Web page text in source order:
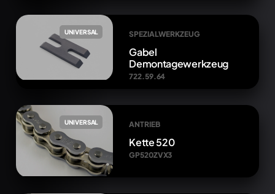
UNIVERSAL SPEZIALWERKZEUG
Gabel
Demontagewerkzeug
722.59.64
UNIVERSAL ANTRIEB
Kette 520
GP520ZVX3